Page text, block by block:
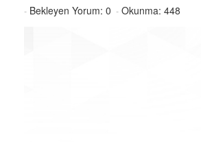
Bekleyen Yorum: 0
Okunma: 448